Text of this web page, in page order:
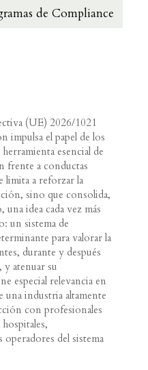
de Compliance
(UE) 2026/1021
impulsa el papel de los
esencial de
frente a conductas
limita a reforzar la
sino que consolida,
idea cada vez más
un sistema de
para valorar la
durante y después
atenuar su
especial relevancia en
una industria altamente
con profesionales
del sistema